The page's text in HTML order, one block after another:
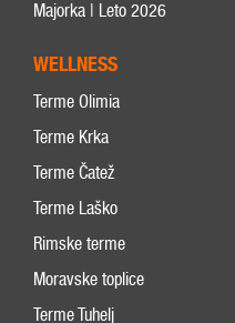
Majorka | Leto 2026
WELLNESS
Terme Olimia
Terme Krka
Terme Čatež
Terme Laško
Rimske terme
Moravske toplice
Terme Tuhelj